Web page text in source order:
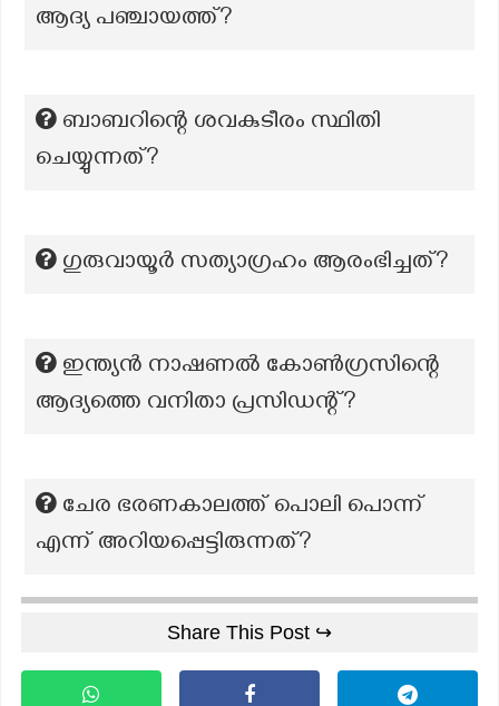
ആദ്യ പഞ്ചായത്ത്?
ബാബറിന്റെ ശവകുടീരം സ്ഥിതി
ചെയ്യുന്നത്?
ഗുരുവായൂർ സത്യാഗ്രഹം ആരംഭിച്ചത്?
ഇന്ത്യൻ നാഷണൽ കോൺഗ്രസിന്റെ
ആദ്യത്തെ വനിതാ പ്രസിഡന്റ്?
ചേര ഭരണകാലത്ത് പൊലി പൊന്ന്
എന്ന് അറിയപ്പെട്ടിരുന്നത്?
Share This Post ↪